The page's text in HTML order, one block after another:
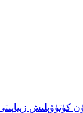
كۈتۈۋېلىش